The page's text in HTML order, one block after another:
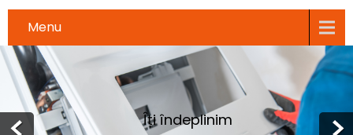
Menu
Îți îndeplinim